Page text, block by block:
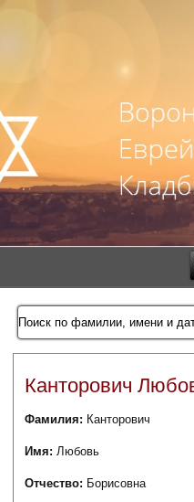
Канторович
Фамилия: Канторович
Имя:Любовь
Отчество: Борисовна